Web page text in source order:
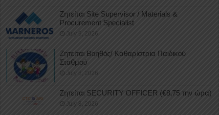
Ζητείται Site Supervisor / Materials &
Procurement Specialist
July 9, 2026
Ζητείται Βοηθός/ Καθαρίστρια Παιδικού
Σταθμού
July 8, 2026
Ζητείται SECURITY OFFICER (€8,75 την ώρα)
July 8, 2026